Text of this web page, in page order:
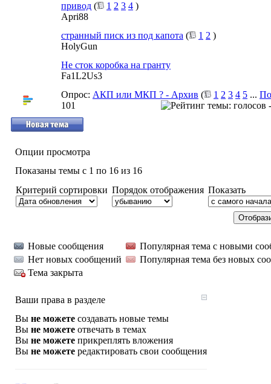
привод ( 1 2 3 4 )
Apri88
странный писк из под капота ( 1 2 )
HolyGun
Не сток коробка на гранту
Fa1L2Us3
Опрос: АКП или МКП ? - Архив ( 1 2 3 4 5 ...
101
Опции просмотра
Показаны темы с 1 по 16 из 16
Критерий сортировки Порядок отображения Показать
Новые сообщения
Популярная тема с новыми
Нет новых сообщений
Популярная тема без новых
Тема закрыта
Ваши права в разделе
Вы не можете создавать новые темы
Вы не можете отвечать в темах
Вы не можете прикреплять вложения
Вы не можете редактировать свои сообщения